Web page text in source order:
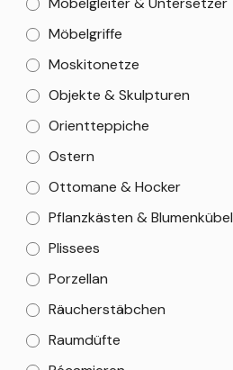
Möbelgriffe
Moskitonetze
Objekte & Skulpturen
Orientteppiche
Ostern
Ottomane & Hocker
Pflanzkästen & Blumenkübel
Plissees
Porzellan
Räucherstäbchen
Raumdüfte